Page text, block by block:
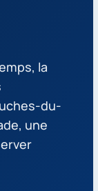
la
du-
une